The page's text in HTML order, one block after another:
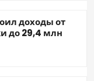
доходы от
до 29,4 млн